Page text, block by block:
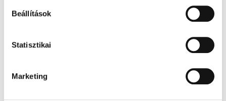
Beállítások
Statisztikai
Marketing
foglalt rose
és
fehérarany
karikagyűrű
pár